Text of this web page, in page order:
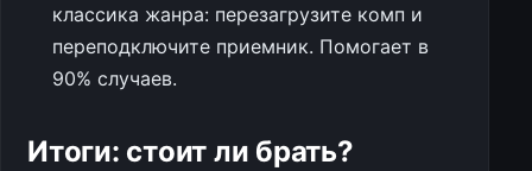
классика жанра: перезагрузите комп и
переподключите приемник. Помогает в
90% случаев.
Итоги: стоит ли брать?